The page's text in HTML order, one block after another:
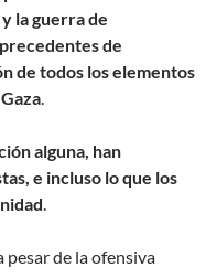
la guerra de
de
de todos los elementos
alguna, han
e incluso lo que los
pesar de la ofensiva